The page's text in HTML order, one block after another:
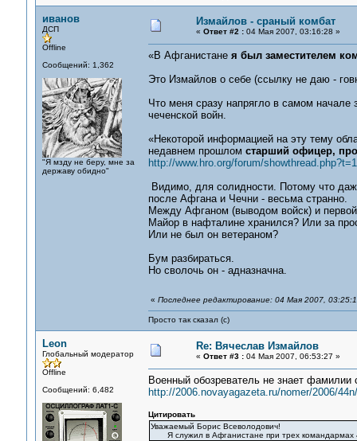
иванов
ДСП
Offline
Сообщений: 1,362
"Я мзду не беру, мне за
державу обидно"
Измайлов - сраный комбат
« Ответ #2 :04 Мая 2007, 03:16:28 »
«В Афганистане я был заместителем
Это Измайлов о себе (ссылку не даю -
Что меня сразу напрягло в самом начале
чеченской войн.
«Некоторой информацией на эту тему
недавнем прошлом старший офицер,
http://www.hro.org/forum/
Видимо, для солидности. Потому что
после Афгана и Чечни - весьма странно.
Между Афганом (выводом войск) и первой
Майор в нафталине хранился? Или за
Или не был он ветераном?
Бум разбираться.
Но сволочь он - адназначна.
« Последнее редактирование: 04 Мая 2007,
Просто так сказал (с)
Leon
Глобальный модератор
Offline
Сообщений: 6,482
Re: Вячеслав Измайлов
« Ответ #3 :04 Мая 2007, 06:53:27 »
Военный обозреватель не знает фамилии
http://2006.novayagazeta.ru/nomer/2006/
Цитировать
Уважаемый Борис Всеволодович!
Я служил в Афганистане при трех командармах